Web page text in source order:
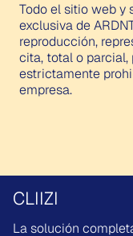
Todo el sitio web y
exclusiva de
reproducción,
cita, total o
estrictamente
empresa.
CLIIZI
La solución